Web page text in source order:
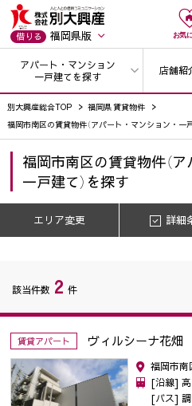
借りる 福岡県版 お気
アパート・マンション
一戸建てを探す
店舗紹
別大興産総合TOP
福岡県 賃貸物件
福岡市南区の賃貸物件（アパート・マンション・一
エリア変更 詳細
福岡市南区の賃貸物件（
一戸建て）を探す
該当件数 2 件
賃貸アパート ヴィルシーナ花畑
福岡市
[沿線]
[バス] 調